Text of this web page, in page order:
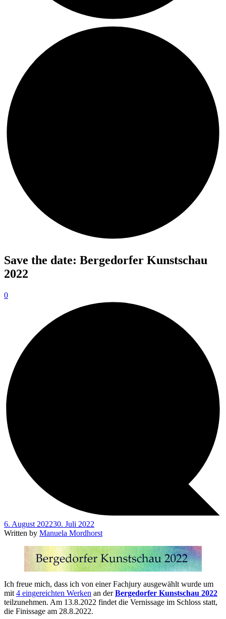
Save the date: Bergedorfer Kunstschau
2022
0
6. August 202230. Juli 2022
Written by Manuela Mordhorst
Ich freue mich, dass ich von einer Fachjury ausgewählt wurde um
mit 4 eingereichten Werken an derBergedorfer Kunstschau 2022
teilzunehmen. Am 13.8.2022 findet die Vernissage im Schloss statt,
die Finissage am 28.8.2022.